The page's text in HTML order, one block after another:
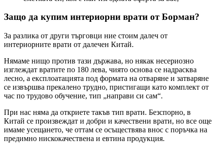
Защо да купим интериорни врати от Борман?
За разлика от други търговци ние стоим далеч от
интериорните врати от далечен Китай.
Нямаме нищо против тази държава, но някак несериозно
изглеждат вратите по 180 лева, чиято основа се надрасква
лесно, а експлоатацията под формата на отваряне и затваряне
се извършва прекалено трудно, пристигащи като комплект от
час по трудово обучение, тип „направи си сам“.
При нас няма да откриете такъв тип врати. Безспорно, в
Китай се произвеждат и добри и качествени врати, но все още
имаме усещането, че оттам се осъществява внос с поръчка на
предимно нискокачествена и евтина продукция.